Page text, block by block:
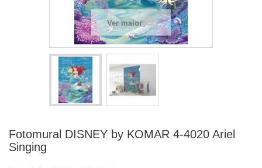
Ver maior
Fotomural DISNEY by KOMAR 4-4020 Ariel
Singing